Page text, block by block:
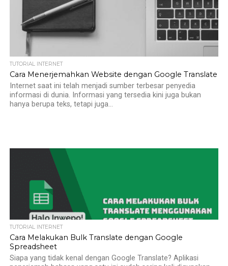
TUTORIAL INTERNET
Cara Menerjemahkan Website dengan Google Translate
Internet saat ini telah menjadi sumber terbesar penyedia
informasi di dunia. Informasi yang tersedia kini juga bukan
hanya berupa teks, tetapi juga...
TUTORIAL INTERNET
Cara Melakukan Bulk Translate dengan Google
Spreadsheet
Siapa yang tidak kenal dengan Google Translate? Aplikasi